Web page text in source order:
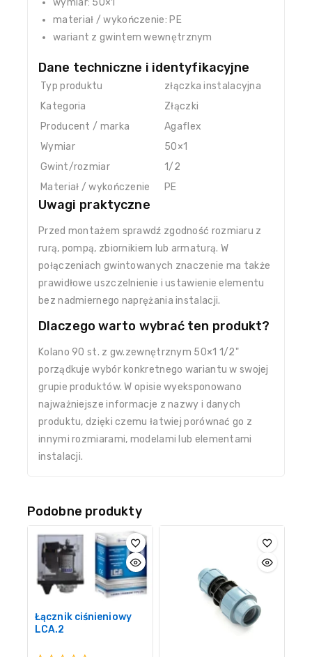
wymiar: 50×1
materiał / wykończenie: PE
wariant z gwintem wewnętrznym
Dane techniczne i identyfikacyjne
Typ produktu
złączka instalacyjna
Kategoria
Złączki
Producent / marka
Agaflex
Wymiar
50×1
Gwint/rozmiar
1/2
Materiał / wykończenie
PE
Uwagi praktyczne
Przed montażem sprawdź zgodność rozmiaru z
rurą, pompą, zbiornikiem lub armaturą. W
połączeniach gwintowanych znaczenie ma także
prawidłowe uszczelnienie i ustawienie elementu
bez nadmiernego naprężania instalacji.
Dlaczego warto wybrać ten produkt?
Kolano 90 st. z gw.zewnętrznym 50×1 1/2"
porządkuje wybór konkretnego wariantu w swojej
grupie produktów. W opisie wyeksponowano
najważniejsze informacje z nazwy i danych
produktu, dzięki czemu łatwiej porównać go z
innymi rozmiarami, modelami lub elementami
instalacji.
Podobne produkty
Łącznik ciśnieniowy
LCA.2